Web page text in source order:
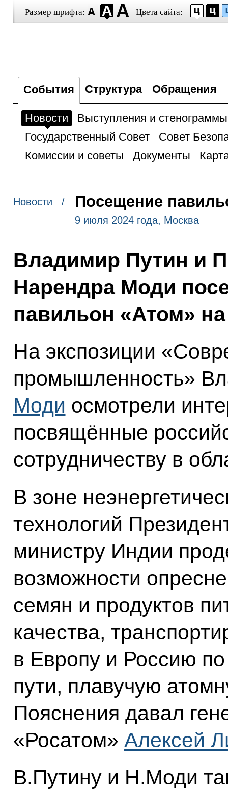
Размер шрифта: Цвета сайта:
События Структура Обращения
Новости
Выступления и стенограммы
Государственный Совет
Совет
Комиссии и советы
Документы
Новости / Посещение
9 июля 2024 года, Москва
Владимир Путин и
Нарендра Моди
павильон «Атом»
На экспозиции
промышленность»
Моди осмотрели
посвящённые
сотрудничеству в
В зоне
технологий
министру Индии
возможности
семян и продуктов
качества,
в Европу и Россию
пути, плавучую
Пояснения давал
«Росатом» Алексей
В.Путину и Н.Моди